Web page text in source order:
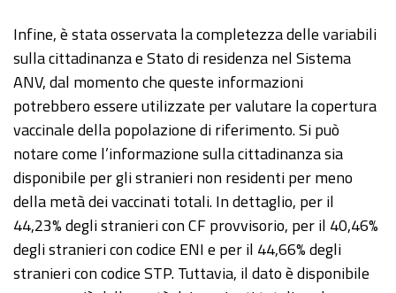
Infine, è stata osservata la completezza delle variabili
sulla cittadinanza e Stato di residenza nel Sistema
ANV, dal momento che queste informazioni
potrebbero essere utilizzate per valutare la copertura
vaccinale della popolazione di riferimento. Si può
notare come l’informazione sulla cittadinanza sia
disponibile per gli stranieri non residenti per meno
della metà dei vaccinati totali. In dettaglio, per il
44,23% degli stranieri con CF provvisorio, per il 40,46%
degli stranieri con codice ENI e per il 44,66% degli
stranieri con codice STP. Tuttavia, il dato è disponibile